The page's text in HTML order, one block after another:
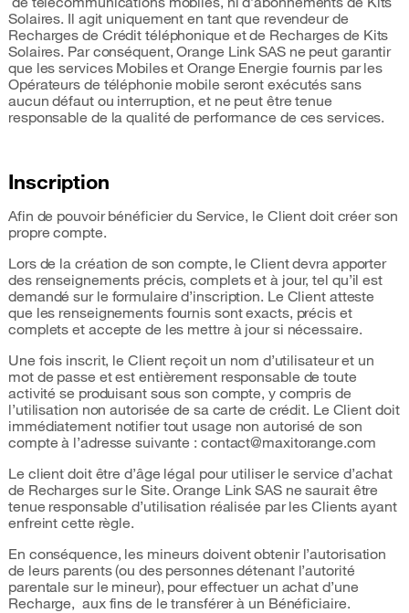
Solaires. Il agit uniquement en tant que revendeur de
Recharges de Crédit téléphonique et de Recharges de Kits
Solaires. Par conséquent, Orange Link SAS ne peut garantir
que les services Mobiles et Orange Energie fournis par les
Opérateurs de téléphonie mobile seront exécutés sans
aucun défaut ou interruption, et ne peut être tenue
responsable de la qualité de performance de ces services.
Inscription
Afin de pouvoir bénéficier du Service, le Client doit créer son
propre compte.
Lors de la création de son compte, le Client devra apporter
des renseignements précis, complets et à jour, tel qu’il est
demandé sur le formulaire d’inscription. Le Client atteste
que les renseignements fournis sont exacts, précis et
complets et accepte de les mettre à jour si nécessaire.
Une fois inscrit, le Client reçoit un nom d’utilisateur et un
mot de passe et est entièrement responsable de toute
activité se produisant sous son compte, y compris de
l’utilisation non autorisée de sa carte de crédit. Le Client doit
immédiatement notifier tout usage non autorisé de son
compte à l’adresse suivante : contact@maxitorange.com
Le client doit être d’âge légal pour utiliser le service d’achat
de Recharges sur le Site. Orange Link SAS ne saurait être
tenue responsable d’utilisation réalisée par les Clients ayant
enfreint cette règle.
En conséquence, les mineurs doivent obtenir l’autorisation
de leurs parents (ou des personnes détenant l’autorité
parentale sur le mineur), pour effectuer un achat d’une
Recharge, aux fins de le transférer à un Bénéficiaire.